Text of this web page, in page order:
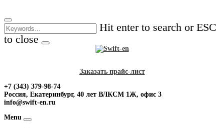
to
content
Hit enter to search or ESC
to close
Заказать прайс-лист
+7 (343) 379-98-74
Россия, Екатеринбург, 40 лет ВЛКСМ 1Ж, офис 3
info@swift-en.ru
Menu